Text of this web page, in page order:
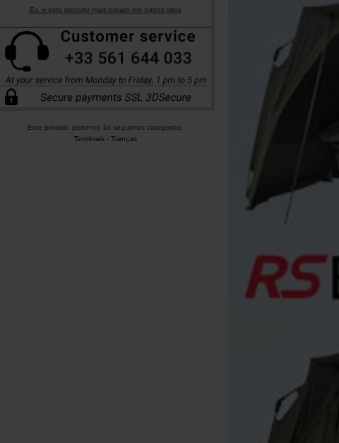
Eu vi este produto mais barato em outros sites
Este produto pertence às seguintes categorias:
Terminais- Tranças